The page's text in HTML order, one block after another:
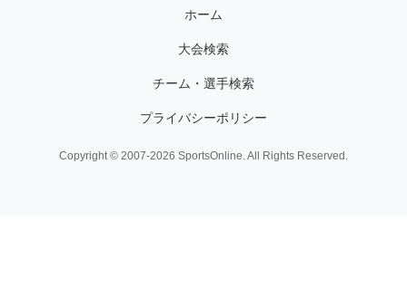
ホーム
大会検索
チーム・選手検索
プライバシーポリシー
Copyright © 2007-2026 SportsOnline. All Rights Reserved.